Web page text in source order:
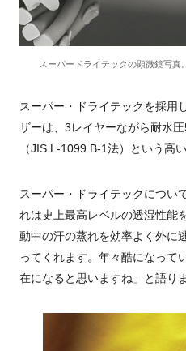
スーパードライテックの顕微鏡写真
スーパー・ドライテックを採用
ザーは、3レイヤーながら耐水
（JIS L-1099 B-1法）という高
スーパー・ドライテックについ
れは史上最高レベルの透湿性能
動中の汗の蒸れを効率よく外に
ってくれます。年々酷になって
在になると思いますね」と語りま